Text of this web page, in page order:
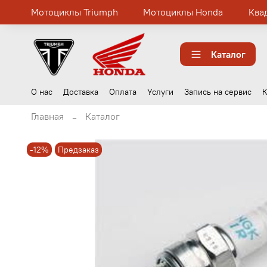
Мотоциклы Triumph Мотоциклы Honda
Каталог
О нас Доставка Оплата Услуги Запись на сервис
Главная Каталог
-12% Предзаказ